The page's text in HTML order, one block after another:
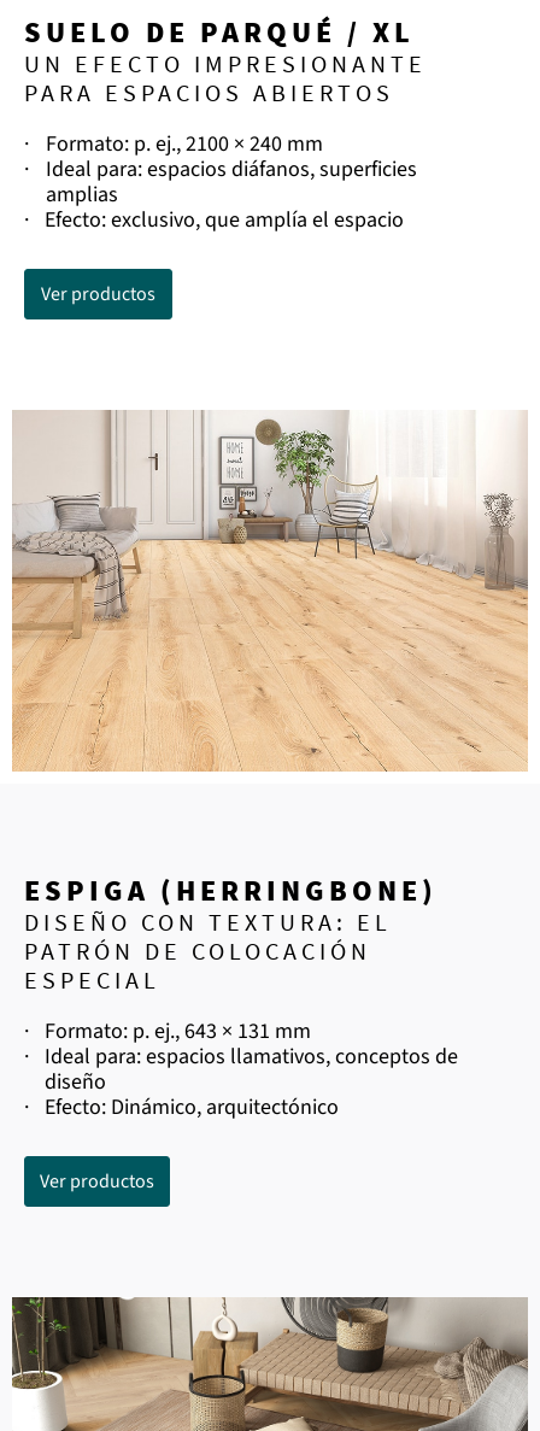
SUELO DE PARQUÉ / XL
UN EFECTO IMPRESIONANTE
PARA ESPACIOS ABIERTOS
· Formato: p. ej., 2100 × 240 mm
· Ideal para: espacios diáfanos, superficies
amplias
· Efecto: exclusivo, que amplía el espacio
Ver productos
ESPIGA (HERRINGBONE)
DISEÑO CON TEXTURA: EL
PATRÓN DE COLOCACIÓN
ESPECIAL
· Formato: p. ej., 643 × 131 mm
· Ideal para: espacios llamativos, conceptos de
diseño
· Efecto: Dinámico, arquitectónico
Ver productos